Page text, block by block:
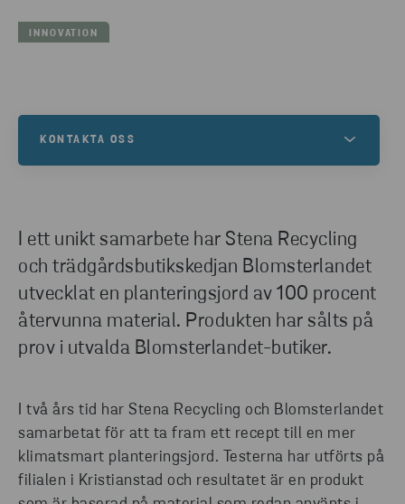
INNOVATION
I ett unikt samarbete har Stena Recycling
och trädgårdsbutikskedjan Blomsterlandet
utvecklat en planteringsjord av 100 procent
återvunna material. Produkten har sålts på
prov i utvalda Blomsterlandet-butiker.
I två års tid har Stena Recycling och Blomsterlandet
samarbetat för att ta fram ett recept till en mer
klimatsmart planteringsjord. Testerna har utförts på
filialen i Kristianstad och resultatet är en produkt
KONTAKTA OSS
Finland, Polen, Schweiz, Tyskland, Italien och USA.
KONTAKTA OSS